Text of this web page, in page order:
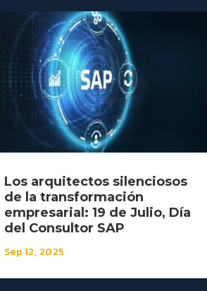
Los arquitectos silenciosos
de la transformación
empresarial: 19 de Julio, Día
del Consultor SAP
Sep 12, 2025